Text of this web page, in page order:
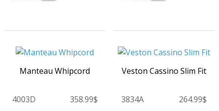
Manteau Whipcord
4003D 358.99$
Veston Cassino Slim Fit
3834A 264.99$